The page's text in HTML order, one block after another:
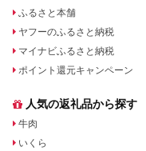
ふるさと本舗
ヤフーのふるさと納税
マイナビふるさと納税
ポイント還元キャンペーン
人気の返礼品から探す
牛肉
いくら